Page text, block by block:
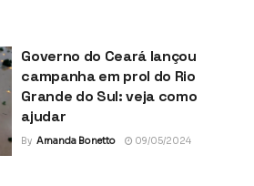
Governo do Ceará lançou
campanha em prol do Rio
Grande do Sul: veja como
ajudar
By Amanda Bonetto 09/05/2024